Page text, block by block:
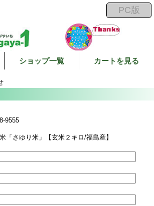
ショップ一覧 カートを見る
9555
「さゆり米」【玄米２キロ/福島産】